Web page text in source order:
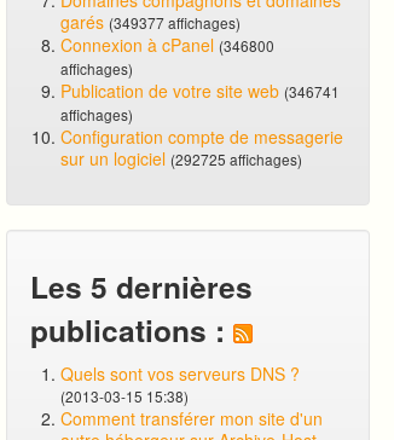
garés (349377 affichages)
Connexion à cPanel (346800
affichages)
Publication de votre site web (346741
affichages)
Configuration compte de messagerie
sur un logiciel (292725 affichages)
Les 5 dernières
publications :
Quels sont vos serveurs DNS ?
(2013-03-15 15:38)
Comment transférer mon site d'un